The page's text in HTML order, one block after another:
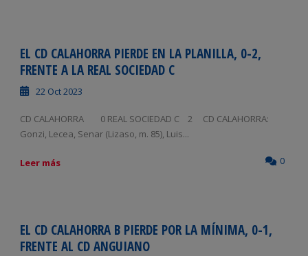
EL CD CALAHORRA PIERDE EN LA PLANILLA, 0-2,
FRENTE A LA REAL SOCIEDAD C
22 Oct 2023
CD CALAHORRA 0 REAL SOCIEDAD C 2 CD CALAHORRA:
Gonzi, Lecea, Senar (Lizaso, m. 85), Luis...
Leer más 0
EL CD CALAHORRA B PIERDE POR LA MÍNIMA, 0-1,
FRENTE AL CD ANGUIANO